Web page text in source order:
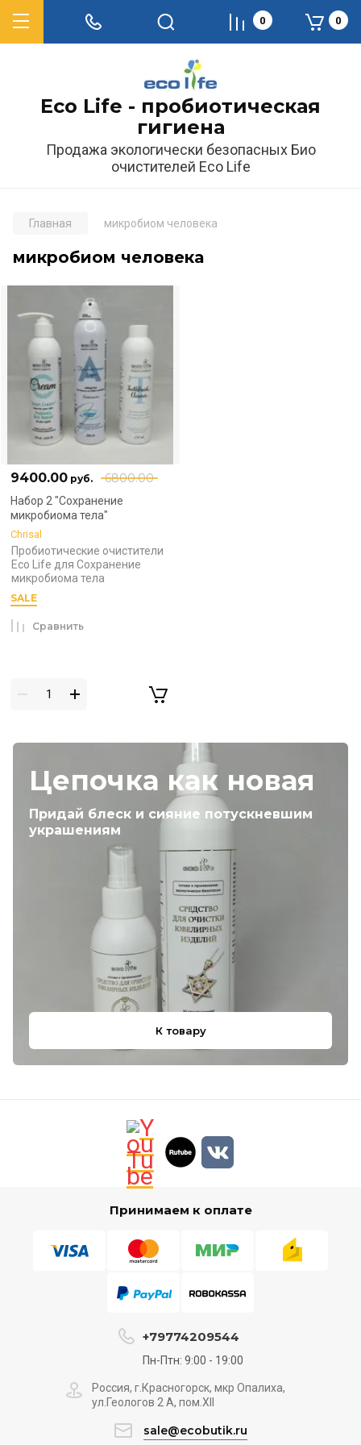
Eco Life - пробиотическая
гигиена
Продажа экологически безопасных Био
очистителей Eco Life
0 0
Цепочка как новая
Придай блеск и сияние потускневшим
украшениям
К товару
Главная микробиом человека
микробиом человека
6800.00
9400.00 руб.
Набор 2 "Сохранение
микробиома тела"
Chrisal
Пробиотические очистители
Eco Life для Сохранение
микробиома тела
SALE
Сравнить
Принимаем к оплате
+79774209544
Пн-Птн: 9:00 - 19:00
Россия, г.Красногорск, мкр Опалиха,
ул.Геологов 2 А, пом.XII
sale@ecobutik.ru